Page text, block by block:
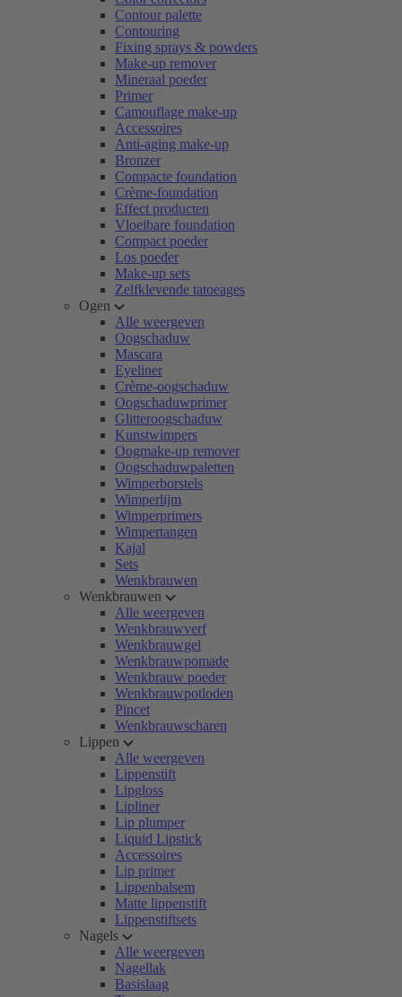
Contour palette
Contouring
Fixing sprays & powders
Make-up remover
Mineraal poeder
Primer
Camouflage make-up
Accessoires
Anti-aging make-up
Bronzer
Compacte foundation
Crème-foundation
Effect producten
Vloeibare foundation
Compact poeder
Los poeder
Make-up sets
Zelfklevende tatoeages
Ogen
Alle weergeven
Oogschaduw
Mascara
Eyeliner
Crème-oogschaduw
Oogschaduwprimer
Glitteroogschaduw
Kunstwimpers
Oogmake-up remover
Oogschaduwpaletten
Wimperborstels
Wimperlijm
Wimperprimers
Wimpertangen
Kajal
Sets
Wenkbrauwen
Wenkbrauwen
Alle weergeven
Wenkbrauwverf
Wenkbrauwgel
Wenkbrauwpomade
Wenkbrauw poeder
Wenkbrauwpotloden
Pincet
Wenkbrauwscharen
Lippen
Alle weergeven
Lippenstift
Lipgloss
Lipliner
Lip plumper
Liquid Lipstick
Accessoires
Lip primer
Lippenbalsem
Matte lippenstift
Lippenstiftsets
Nagels
Alle weergeven
Nagellak
Basislaag